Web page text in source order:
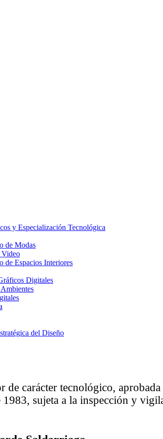
y Especialización Tecnológica
de Modas
Video
de Espacios Interiores
Digitales
del Diseño
de carácter tecnológico,
sujeta a la inspección y